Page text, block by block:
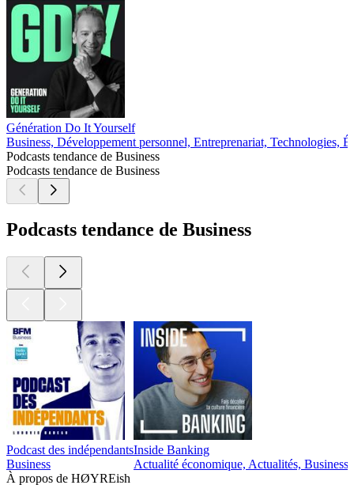
Génération Do It Yourself
Business, Développement personnel, Entreprenariat, Technologies,
Podcasts tendance de Business
Podcasts tendance de Business
Podcasts tendance de Business
Podcast des indépendants
Business
Inside Banking
Actualité économique, Actualités, Business,
À propos de HØYREish